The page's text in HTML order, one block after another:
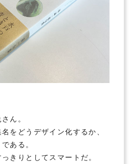
さん。
をどうデザイン化するか、
ある。
きりとしてスマートだ。